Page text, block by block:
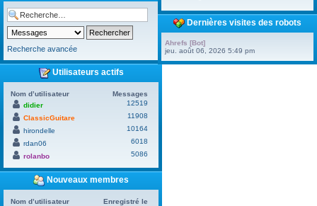
Recherche avancée
Utilisateurs actifs
Nom d’utilisateur
Messages
didier
12519
ClassicGuitare
11908
hirondelle
10164
rdan06
6018
rolanbo
5086
Nouveaux membres
Nom d’utilisateur
Enregistré le
Dernières visites des robots
Ahrefs [Bot]
jeu. août 06, 2026 5:49 pm